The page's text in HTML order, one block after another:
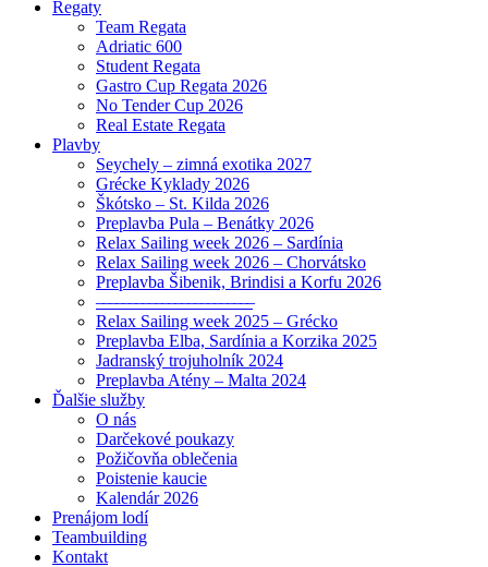
Regaty
Team Regata
Adriatic 600
Student Regata
Gastro Cup Regata 2026
No Tender Cup 2026
Real Estate Regata
Plavby
Seychely – zimná exotika 2027
Grécke Kyklady 2026
Škótsko – St. Kilda 2026
Preplavba Pula – Benátky 2026
Relax Sailing week 2026 – Sardínia
Relax Sailing week 2026 – Chorvátsko
Preplavba Šibenik, Brindisi a Korfu 2026
––––––––––––––––––––––––
Relax Sailing week 2025 – Grécko
Preplavba Elba, Sardínia a Korzika 2025
Jadranský trojuholník 2024
Preplavba Atény – Malta 2024
Ďalšie služby
O nás
Darčekové poukazy
Požičovňa oblečenia
Poistenie kaucie
Kalendár 2026
Prenájom lodí
Teambuilding
Kontakt